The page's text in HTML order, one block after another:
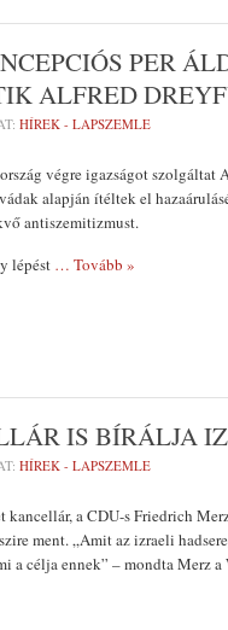
PER
ALFRED
HÍREK - LAPSZEMLE
végre igazságot
alapján ítéltek el
antiszemitizmust.
lépést … Tovább »
IS BÍRÁLJA
HÍREK - LAPSZEMLE
kancellár, a CDU-s Friedrich
ment. „Amit az izraeli
a célja ennek” – mondta Merz